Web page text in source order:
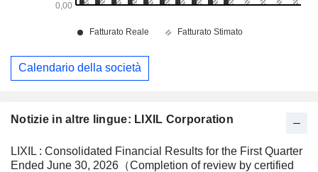
Notizie in altre lingue: LIXIL Corporation
LIXIL : Consolidated Financial Results for the First Quarter
Ended June 30, 2026（Completion of review by certified
Calendario della società